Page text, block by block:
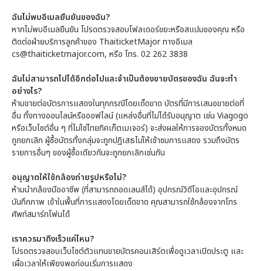
ฉันไม่พบอีเมลยืนยันของฉัน?
หากไม่พบอีเมลยืนยัน โปรดตรวจสอบโฟลเดอร์ขยะหรือสแปมของคุณ หรือ
ติดต่อฝ่ายบริการลูกค้าของ ThaiticketMajor ทางอีเมล
cs@thaiticketmajor.com, หรือ โทร. 02 262 3838
ฉันไม่สามารถไปได้อีกต่อไปและจำเป็นต้องขายบัตรของฉัน ฉันจะทำ
อย่างไร?
ห้ามขายต่อบัตรการแสดงในทุกกรณีโดยเด็ดขาด บัตรที่มีการเสนอขายต่อที่
อื่น ทั้งทางออนไลน์หรือออฟไลน์ (แหล่งอื่นที่ไม่ได้รับอนุญาต เช่น Viagogo
หรือเว็บไซต์อื่น ๆ ที่ไม่ใช่ไทยทิคเก็ตเมเจอร์) จะส่งผลให้การจองบัตรทั้งหมด
ถูกยกเลิก ผู้ซื้อบัตรทั้งกลุ่มจะถูกปฏิเสธไม่ให้เข้าชมการแสดง รวมถึงบัตร
รายการอื่นๆ ของผู้ซื้อเดียวกันจะถูกยกเลิกเช่นกัน
อนุญาตให้ใช้กล้องถ่ายรูปหรือไม่?
ห้ามนำกล้องมืออาชีพ (ที่สามารถถอดเลนส์ได้) อุปกรณ์วิดีโอและอุปกรณ์
บันทึกภาพ เข้าในพื้นที่การแสดงโดยเด็ดขาด คุณสามารถใช้กล้องจากโทร
ศัพท์สมาร์ทโฟนได้
เราควรมาถึงเร็วแค่ไหน?
โปรดตรวจสอบเว็บไซต์ตัวแทนขายบัตรคอนเสิร์ตเพื่อดูเวลาเปิดประตู และ
เผื่อเวลาให้เพียงพอก่อนเริ่มการแสดง